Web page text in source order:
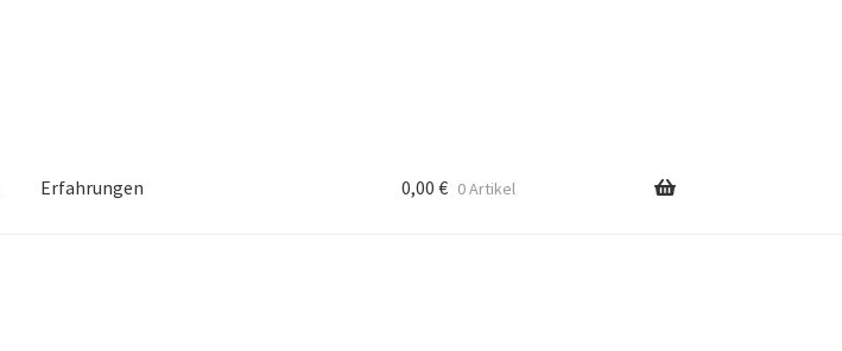
Erfahrungen 0,00 € 0 Artikel